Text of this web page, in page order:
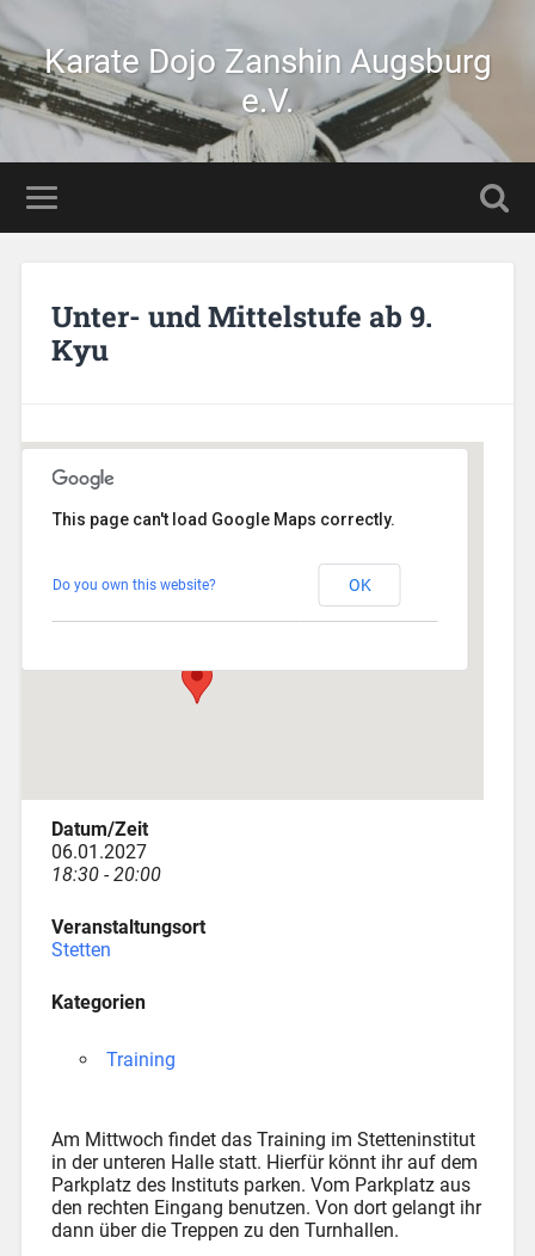
Karate Dojo Zanshin Augsburg
e.V.
Unter- und Mittelstufe ab 9.
Kyu
Veranstaltungen
This page can't load Google Maps correctly.
Do you own this website? OK
Datum/Zeit
06.01.2027
18:30 - 20:00
Veranstaltungsort
Stetten
Kategorien
Training
Am Mittwoch findet das Training im Stetteninstitut
in der unteren Halle statt. Hierfür könnt ihr auf dem
Parkplatz des Instituts parken. Vom Parkplatz aus
den rechten Eingang benutzen. Von dort gelangt ihr
dann über die Treppen zu den Turnhallen.